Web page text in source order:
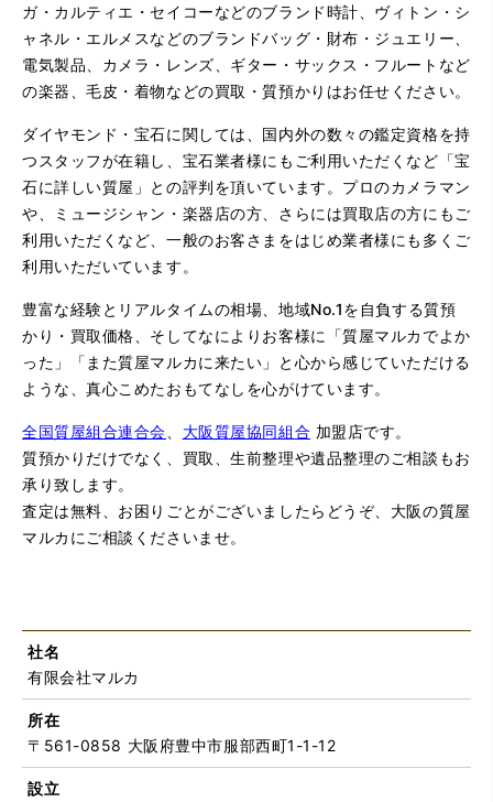
ガ・カルティエ・セイコーなどのブランド時計、ヴィトン・シ
ャネル・エルメスなどのブランドバッグ・財布・ジュエリー、
電気製品、カメラ・レンズ、ギター・サックス・フルートなど
の楽器、毛皮・着物などの買取・質預かりはお任せください。
ダイヤモンド・宝石に関しては、国内外の数々の鑑定資格を持
つスタッフが在籍し、宝石業者様にもご利用いただくなど「宝
石に詳しい質屋」との評判を頂いています。プロのカメラマン
や、ミュージシャン・楽器店の方、さらには買取店の方にもご
利用いただくなど、一般のお客さまをはじめ業者様にも多くご
利用いただいています。
豊富な経験とリアルタイムの相場、地域No.1を自負する質預
かり・買取価格、そしてなによりお客様に「質屋マルカでよか
った」「また質屋マルカに来たい」と心から感じていただける
ような、真心こめたおもてなしを心がけています。
全国質屋組合連合会 大阪質屋協同組合 加盟店です。
質預かりだけでなく、買取、生前整理や遺品整理のご相談もお
承り致します。
査定は無料、お困りごとがございましたらどうぞ、大阪の質屋
マルカにご相談くださいませ。
社名
有限会社マルカ
所在
〒561-0858 大阪府豊中市服部西町1-1-12
設立